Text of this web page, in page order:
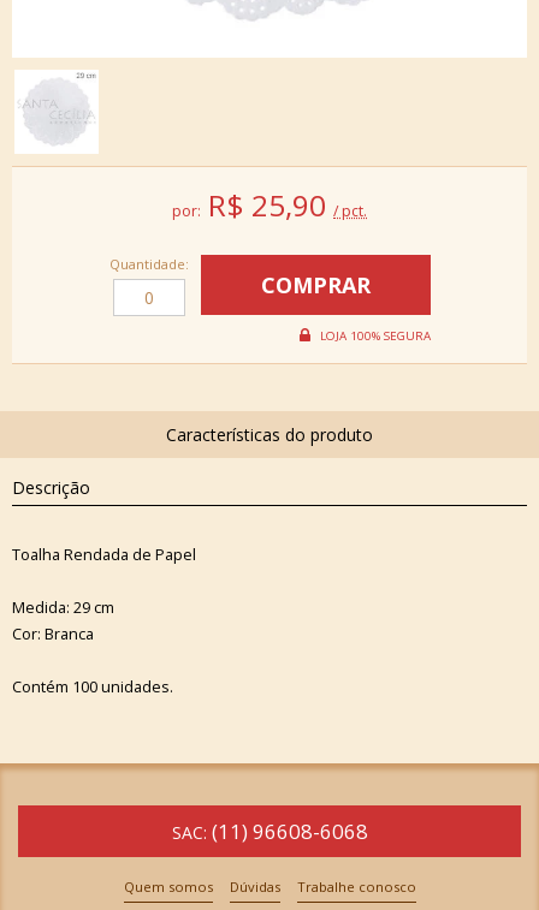
por: R$ 25,90 / pct.
Quantidade:
Descrição
Toalha Rendada de Papel
Medida: 29 cm
Cor: Branca
Contém 100 unidades.
SAC: (11) 96608-6068
Quem somos Dúvidas Trabalhe conosco